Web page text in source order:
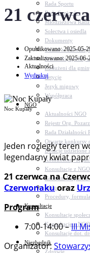
Rada Sportu
Rada Seniorów
Młodzieżowa
Sołectwa i osiedla
Dokumenty
Udział w
Jednostki, spółki,
Zasłużeni dla
Petycje
Język migowy
Współpraca
NGO
Aktualności NGO
Rejestr Org.
Rada Działalności
Otwarte konkursy
Dotacje udzielone
Komunikaty
Konsultacje z NGO
Centrum
Wolontariat
Procedury,
Konsultacje
Konsultacje
Konsultacje z NGO
Konsultacje dot.
Niezbędnik
Zdrowie
21
Opublikowano: 2025-05-
Zaktualizowano: 2025-06-
Aktualności
Wydrukuj
Noc Kupały
Jeden rozległy teren
legendarny kwiat
21 czerwca na
Czerwonakuoraz
Program
7:00-14:00 –III
Organizator: